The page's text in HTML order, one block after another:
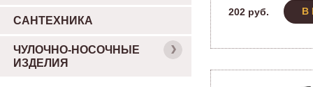
202 руб. В
САНТЕХНИКА
ЧУЛОЧНО-НОСОЧНЫЕ
ИЗДЕЛИЯ